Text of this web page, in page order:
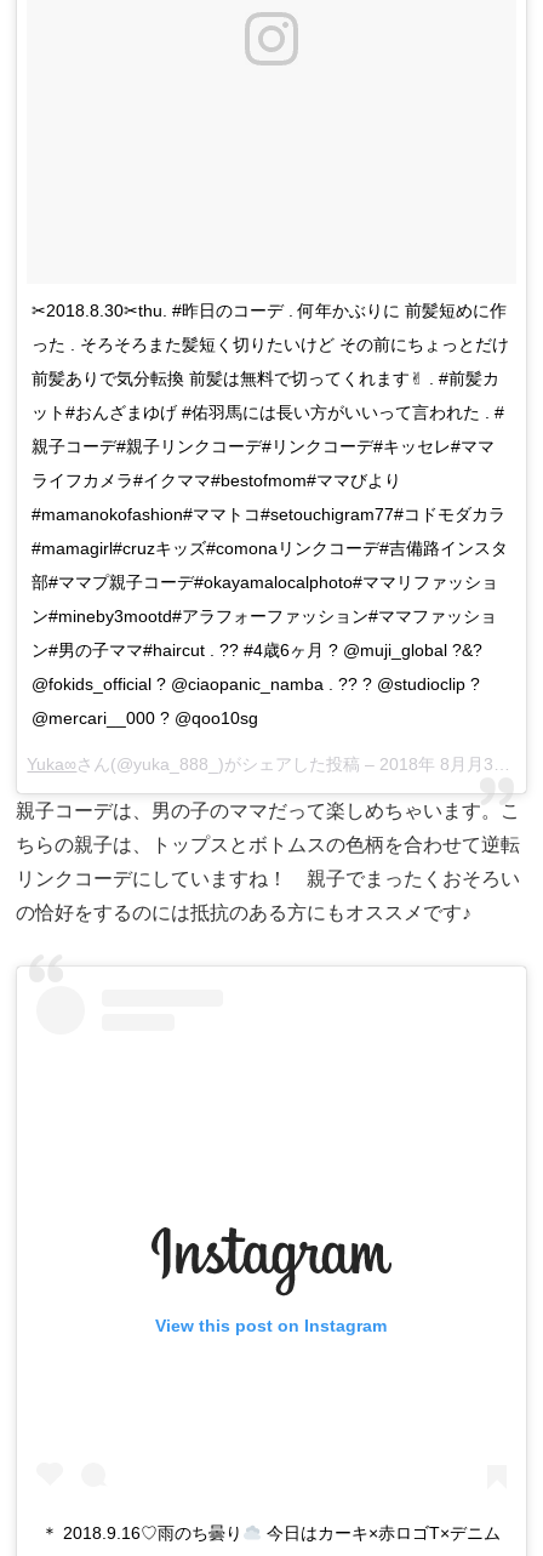
✂︎2018.8.30✂︎thu. #昨日のコーデ . 何年かぶりに 前髪短めに作
った . そろそろまた髪短く切りたいけど その前にちょっとだけ
前髪ありで気分転換 前髪は無料で切ってくれます✌︎ . #前髪カ
ット#おんざまゆげ #佑羽馬には長い方がいいって言われた . #
親子コーデ#親子リンクコーデ#リンクコーデ#キッセレ#ママ
ライフカメラ#イクママ#bestofmom#ママびより
#mamanokofashion#ママトコ#setouchigram77#コドモダカラ
#mamagirl#cruzキッズ#comonaリンクコーデ#吉備路インスタ
部#ママプ親子コーデ#okayamalocalphoto#ママリファッショ
ン#mineby3mootd#アラフォーファッション#ママファッショ
ン#男の子ママ#haircut . ?? #4歳6ヶ月 ? @muji_global ?&?
@fokids_official ? @ciaopanic_namba . ?? ? @studioclip ?
@mercari__000 ? @qoo10sg
Yuka∞さん(@yuka_888_)がシェアした投稿 – 2018年 8月月31日午前7時49分PDT
親子コーデは、男の子のママだって楽しめちゃいます。こ
ちらの親子は、トップスとボトムスの色柄を合わせて逆転
リンクコーデにしていますね！ 親子でまったくおそろい
の恰好をするのには抵抗のある方にもオススメです♪
View this post on Instagram
＊ 2018.9.16♡雨のち曇り
今日はカーキ×赤ロゴT×デニム